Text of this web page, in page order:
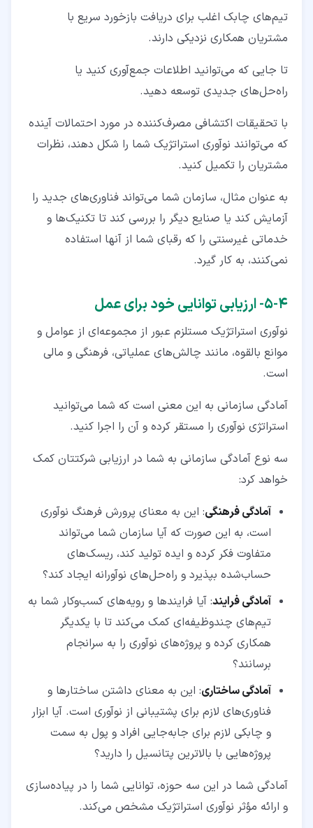
تیم‌های چابک اغلب برای دریافت بازخورد سریع با
مشتریان همکاری نزدیکی دارند.
تا جایی که می‌توانید اطلاعات جمع‌آوری کنید یا
راه‌حل‌های جدیدی توسعه دهید.
با تحقیقات اکتشافی مصرف‌کننده در مورد احتمالات آینده
که می‌توانند نوآوری استراتژیک شما را شکل دهند، نظرات
مشتریان را تکمیل کنید.
به‌ عنوان‌ مثال، سازمان شما می‌تواند فناوری‌های جدید را
آزمایش کند یا صنایع دیگر را بررسی کند تا تکنیک‌ها و
خدماتی غیرسنتی را که رقبای شما از آنها استفاده
نمی‌کنند، به کار گیرد.
۴‏-‏۵‏- ارزیابی توانایی خود برای عمل
نوآوری استراتژیک مستلزم عبور از مجموعه‌ای از عوامل و
موانع بالقوه، مانند چالش‌های عملیاتی، فرهنگی و مالی
است.
آمادگی سازمانی به این معنی است که شما می‌توانید
استراتژی نوآوری را مستقر کرده و آن را اجرا کنید.
سه نوع آمادگی سازمانی به شما در ارزیابی شرکتتان کمک
خواهد کرد:
آمادگی فرهنگی: این به معنای پرورش فرهنگ نوآوری
است، به این صورت که آیا سازمان شما می‌تواند
متفاوت فکر کرده و ایده تولید کند، ریسک‌های
حساب‌شده بپذیرد و راه‌حل‌های نوآورانه ایجاد کند؟
آمادگی فرایند: آیا فرایندها و رویه‌های کسب‌وکار شما به
تیم‌های چندوظیفه‌ای کمک می‌کند تا با یکدیگر
همکاری کرده و پروژه‌های نوآوری را به سرانجام
برسانند؟
آمادگی ساختاری: این به معنای داشتن ساختارها و
فناوری‌های لازم برای پشتیبانی از نوآوری است. آیا ابزار
و چابکی لازم برای جابه‌جایی افراد و پول به سمت
پروژه‌هایی با بالاترین پتانسیل را دارید؟
آمادگی شما در این سه حوزه، توانایی شما را در پیاده‌سازی
و ارائه مؤثر نوآوری استراتژیک مشخص می‌کند.